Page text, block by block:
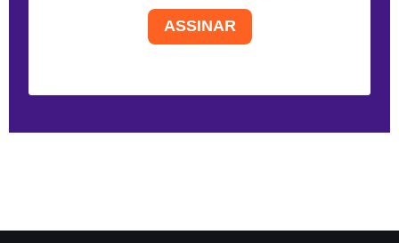
ASSINAR